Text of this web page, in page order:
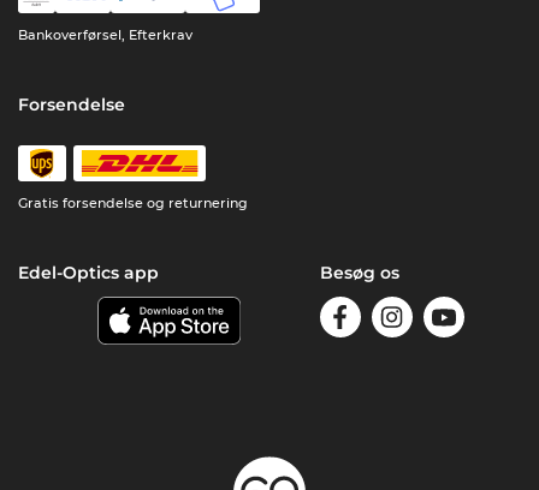
Bankoverførsel, Efterkrav
Forsendelse
Gratis forsendelse og returnering
Edel-Optics app Besøg os